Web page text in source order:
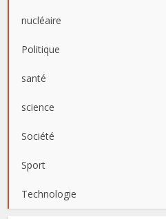
nucléaire
Politique
santé
science
Société
Sport
Technologie